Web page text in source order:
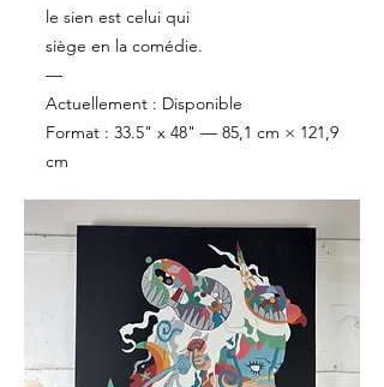
le sien est celui qui
siège en la comédie.
—
Actuellement : Disponible
Format : 33.5" x 48" — 85,1 cm × 121,9
cm